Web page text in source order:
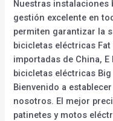
Nuestras instalaciones
gestión excelente en
permiten garantizar la
bicicletas eléctricas
importadas de China,
bicicletas eléctricas
Bienvenido a
nosotros. El mejor
patinetes y motos